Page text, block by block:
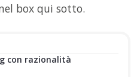
box qui sotto.
con razionalità